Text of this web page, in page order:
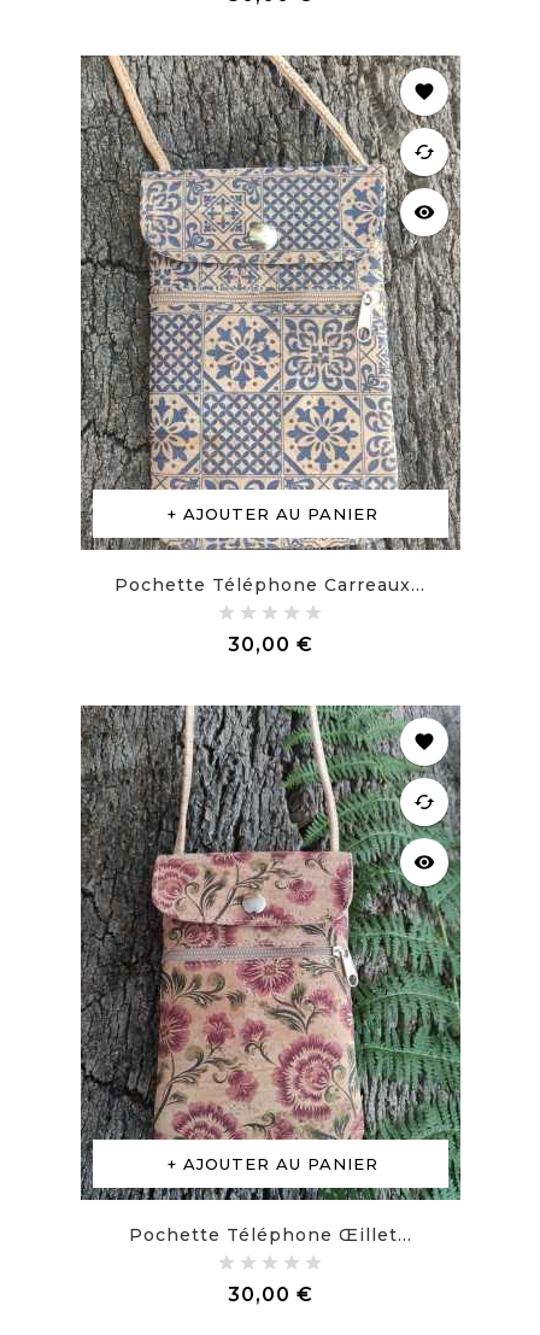
AJOUTER AU PANIER
favorite
cached
visibility
Pochette Téléphone Carreaux...
30,00 €Prix
AJOUTER AU PANIER
favorite
cached
visibility
Pochette Téléphone Œillet...
30,00 €Prix